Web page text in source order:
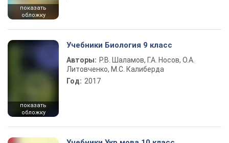
показать
обложку
показать
обложку
Учебники Биология 9 класс
Авторы: Р.В. Шаламов, Г.А. Носов, О.А.
Литовченко, М.С. Калиберда
Год: 2017